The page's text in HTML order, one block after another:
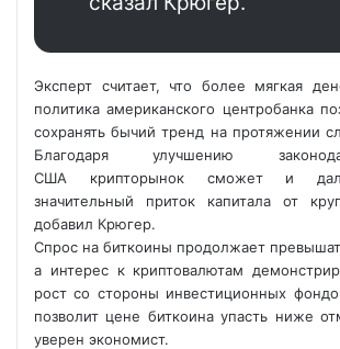
Эксперт считает, что более мягкая
политика американского центробанка
сохранять бычий тренд на протяжении
Благодаря улучшению
США крипторынок сможет и
значительный приток капитала от
добавил Крюгер.
Спрос на биткоины продолжает
а интерес к криптовалютам
рост со стороны инвестиционных
позволит цене биткоина упасть ниже
уверен экономист.